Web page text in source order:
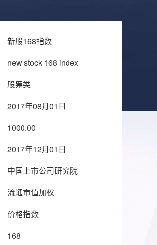
新股168指数
new stock 168 index
股票类
2017年08月01日
1000.00
2017年12月01日
中国上市公司研究院
流通市值加权
价格指数
168